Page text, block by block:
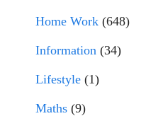
Home Work (648)
Information (34)
Lifestyle (1)
Maths (9)